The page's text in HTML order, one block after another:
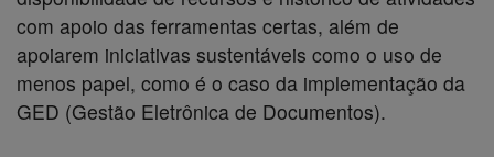
com apoio das ferramentas certas, além de
apoiarem iniciativas sustentáveis como o uso de
menos papel, como é o caso da implementação da
GED (Gestão Eletrônica de Documentos).